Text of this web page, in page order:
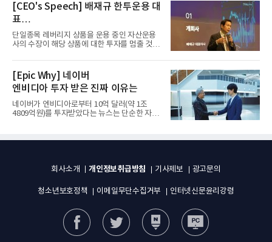
[CEO's Speech] 배재규 한투운용 대
표
“개별종목 레버리지 투자 지금이라도
멈춰라”
단일종목 레버리지 상품을 운용 중인 자산운용
사의 수장이 해당 상품에 대한 투자를 멈출 것을
[Epic Why] 네이버
엔비디아 투자 받은 진짜 이유는
네이버가 엔비디아로부터 10억 달러(약 1조
4809억원)를 투자받았다는 뉴스는 단순한 자금
회사소개 개인정보취급방침 기사제보 광고문의
청소년보호정책 이메일무단수집거부 인터넷신문윤리강령